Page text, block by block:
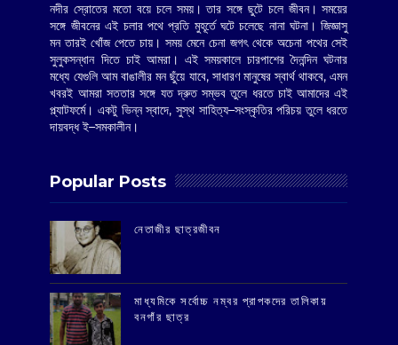
নদীর স্রোতের মতো বয়ে চলে সময়। তার সঙ্গে ছুটে চলে জীবন। সময়ের
সঙ্গে জীবনের এই চলার পথে প্রতি মুহূর্তে ঘটে চলেছে নানা ঘটনা। জিজ্ঞাসু
মন তারই খোঁজ পেতে চায়। সময় মেনে চেনা জগৎ থেকে অচেনা পথের সেই
সুলুকসন্ধান দিতে চাই আমরা। এই সময়কালে চারপাশের দৈনন্দিন ঘটনার
মধ্যে যেগুলি আম বাঙালীর মন ছুঁয়ে যাবে, সাধারণ মানুষের স্বার্থ থাকবে, এমন
খবরই আমরা সততার সঙ্গে যত দ্রুত সম্ভব তুলে ধরতে চাই আমাদের এই
প্ল্যাটফর্মে। একটু ভিন্ন স্বাদে, সুস্থ সাহিত্য–সংস্কৃতির পরিচয় তুলে ধরতে
দায়বদ্ধ ই–সমকালীন।
Popular Posts
‌নেতাজীর ছাত্রজীবন
মাধ্যমিকে সর্বোচ্চ নম্বর প্রাপকদের তালিকায়
বনগাঁর ছাত্র